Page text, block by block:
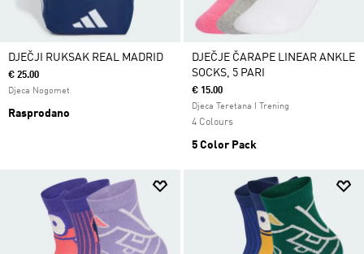
DJEČJI RUKSAK REAL MADRID
€ 25.00
Djeca Nogomet
Rasprodano
DJEČJE ČARAPE LINEAR ANKLE
SOCKS, 5 PARI
€ 15.00
Djeca Teretana I Trening
4 Colours
5 Color Pack